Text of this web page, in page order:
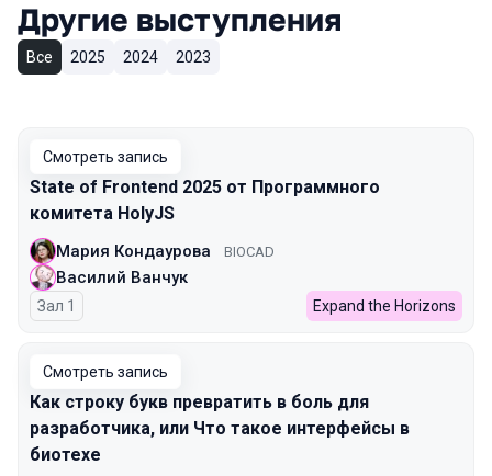
Другие выступления
Все 2025 2024 2023
Смотреть запись
State of Frontend 2025 от Программного
комитета HolyJS
Мария Кондаурова BIOCAD
Василий Ванчук
Зал 1 Expand the Horizons
Смотреть запись
Как строку букв превратить в боль для
разработчика, или Что такое интерфейсы в
биотехе